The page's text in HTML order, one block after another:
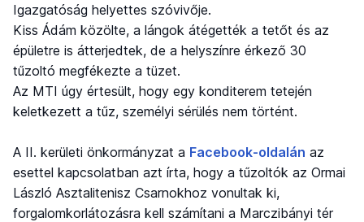
Igazgatóság helyettes szóvivője.
Kiss Ádám közölte, a lángok átégették a tetőt és az
épületre is átterjedtek, de a helyszínre érkező 30
tűzoltó megfékezte a tüzet.
Az MTI úgy értesült, hogy egy konditerem tetején
keletkezett a tűz, személyi sérülés nem történt.
A II. kerületi önkormányzat a Facebook-oldalán az
esettel kapcsolatban azt írta, hogy a tűzoltók az Ormai
László Asztalitenisz Csarnokhoz vonultak ki,
forgalomkorlátozásra kell számítani a Marczibányi tér